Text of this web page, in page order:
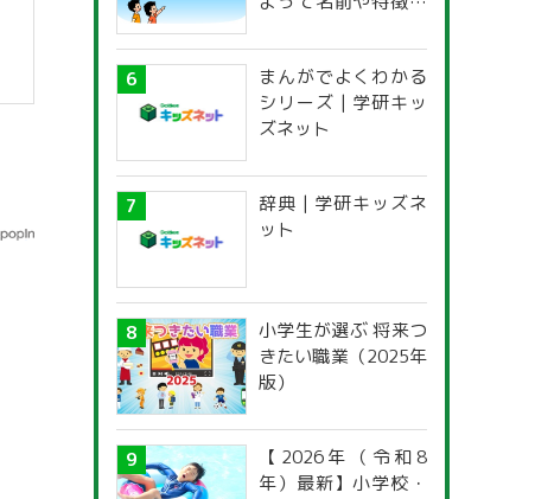
まんがでよくわかる
シリーズ | 学研キッ
ズネット
辞典 | 学研キッズネ
ット
小学生が選ぶ 将来つ
きたい職業（2025年
版）
【2026年（令和8
年）最新】小学校・